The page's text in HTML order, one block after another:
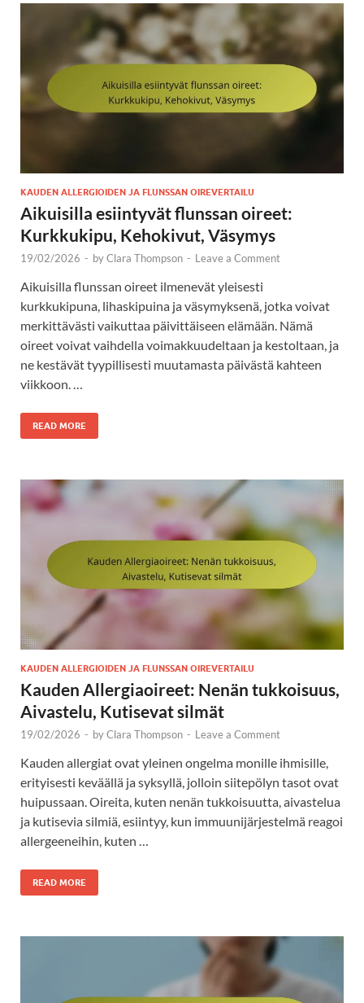
KAUDEN ALLERGIOIDEN JA FLUNSSAN OIREVERTAILU
Aikuisilla esiintyvät flunssan oireet:
Kurkkukipu, Kehokivut, Väsymys
19/02/2026 - byClara Thompson - Leave a Comment
Aikuisilla flunssan oireet ilmenevät yleisesti
kurkkukipuna, lihaskipuina ja väsymyksenä, jotka voivat
merkittävästi vaikuttaa päivittäiseen elämään. Nämä
oireet voivat vaihdella voimakkuudeltaan ja kestoltaan, ja
ne kestävät tyypillisesti muutamasta päivästä kahteen
viikkoon. …
READ MORE
KAUDEN ALLERGIOIDEN JA FLUNSSAN OIREVERTAILU
Kauden Allergiaoireet: Nenän tukkoisuus,
Aivastelu, Kutisevat silmät
19/02/2026 - byClara Thompson - Leave a Comment
Kauden allergiat ovat yleinen ongelma monille ihmisille,
erityisesti keväällä ja syksyllä, jolloin siitepölyn tasot ovat
huipussaan. Oireita, kuten nenän tukkoisuutta, aivastelua
ja kutisevia silmiä, esiintyy, kun immuunijärjestelmä reagoi
allergeeneihin, kuten …
READ MORE